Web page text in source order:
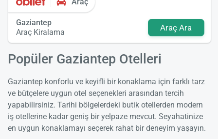
Gaziantep
Araç Kiralama
Araç Ara
Popüler Gaziantep Otelleri
Gaziantep konforlu ve keyifli bir konaklama için farklı tarz
ve bütçelere uygun otel seçenekleri arasından tercih
yapabilirsiniz. Tarihi bölgelerdeki butik otellerden modern
iş otellerine kadar geniş bir yelpaze mevcut. Seyahatinize
en uygun konaklamayı seçerek rahat bir deneyim yaşayın.